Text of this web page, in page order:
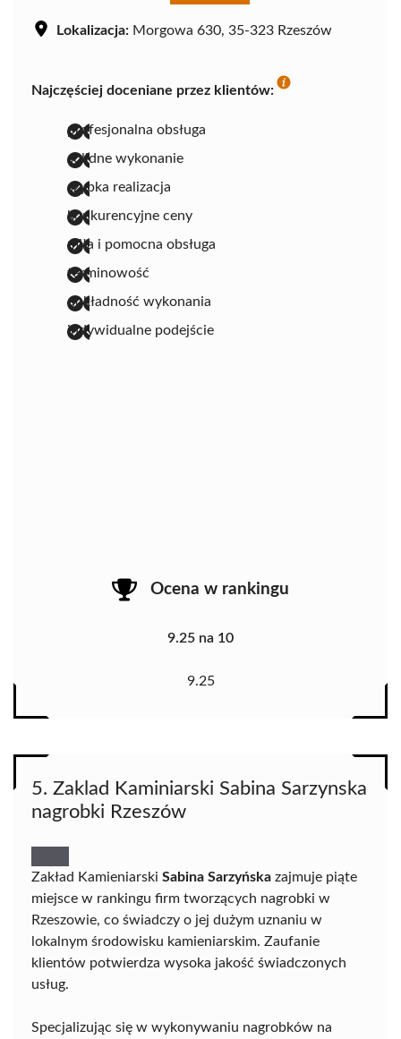
Lokalizacja: Morgowa 630, 35-323 Rzeszów
Najczęściej doceniane przez klientów:
profesjonalna obsługa
solidne wykonanie
szybka realizacja
konkurencyjne ceny
miła i pomocna obsługa
terminowość
dokładność wykonania
indywidualne podejście
Ocena w rankingu
9.25 na 10
9.25
5. Zaklad Kaminiarski Sabina Sarzynska
nagrobki Rzeszów
Zakład Kamieniarski Sabina Sarzyńska zajmuje piąte
miejsce w rankingu firm tworzących nagrobki w
Rzeszowie, co świadczy o jej dużym uznaniu w
lokalnym środowisku kamieniarskim. Zaufanie
klientów potwierdza wysoka jakość świadczonych
usług.
Specjalizując się w wykonywaniu nagrobków na